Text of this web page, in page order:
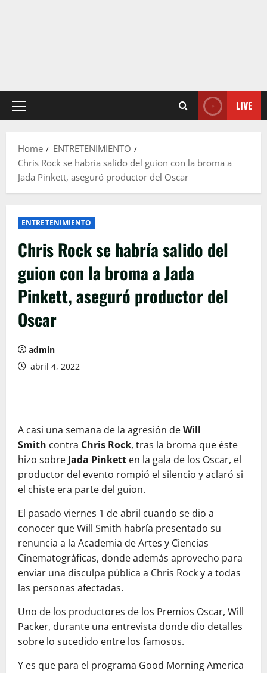
Primary
LIVE
Home
ENTRETENIMIENTO
Chris Rock se habría salido del guion con la broma a
Jada Pinkett, aseguró productor del Oscar
ENTRETENIMIENTO
Chris Rock se habría salido del
guion con la broma a Jada
Pinkett, aseguró productor del
Oscar
admin
abril 4, 2022
A casi una semana de la agresión deWill
Smith contra Chris Rock, tras la broma que éste
hizo sobre Jada Pinkett en la gala de los Oscar, el
productor del evento rompió el silencio y aclaró si
el chiste era parte del guion.
El pasado viernes 1 de abril cuando se dio a
conocer que Will Smith habría presentado su
renuncia a la Academia de Artes y Ciencias
Cinematográficas, donde además aprovecho para
enviar una disculpa pública a Chris Rock y a todas
las personas afectadas.
Uno de los productores de los Premios Oscar, Will
Packer, durante una entrevista donde dio detalles
sobre lo sucedido entre los famosos.
Y es que para el programa Good Morning America